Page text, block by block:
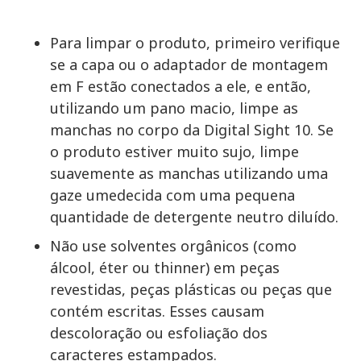
Para limpar o produto, primeiro verifique
se a capa ou o adaptador de montagem
em F estão conectados a ele, e então,
utilizando um pano macio, limpe as
manchas no corpo da Digital Sight 10. Se
o produto estiver muito sujo, limpe
suavemente as manchas utilizando uma
gaze umedecida com uma pequena
quantidade de detergente neutro diluído.
Não use solventes orgânicos (como
álcool, éter ou thinner) em peças
revestidas, peças plásticas ou peças que
contém escritas. Esses causam
descoloração ou esfoliação dos
caracteres estampados.